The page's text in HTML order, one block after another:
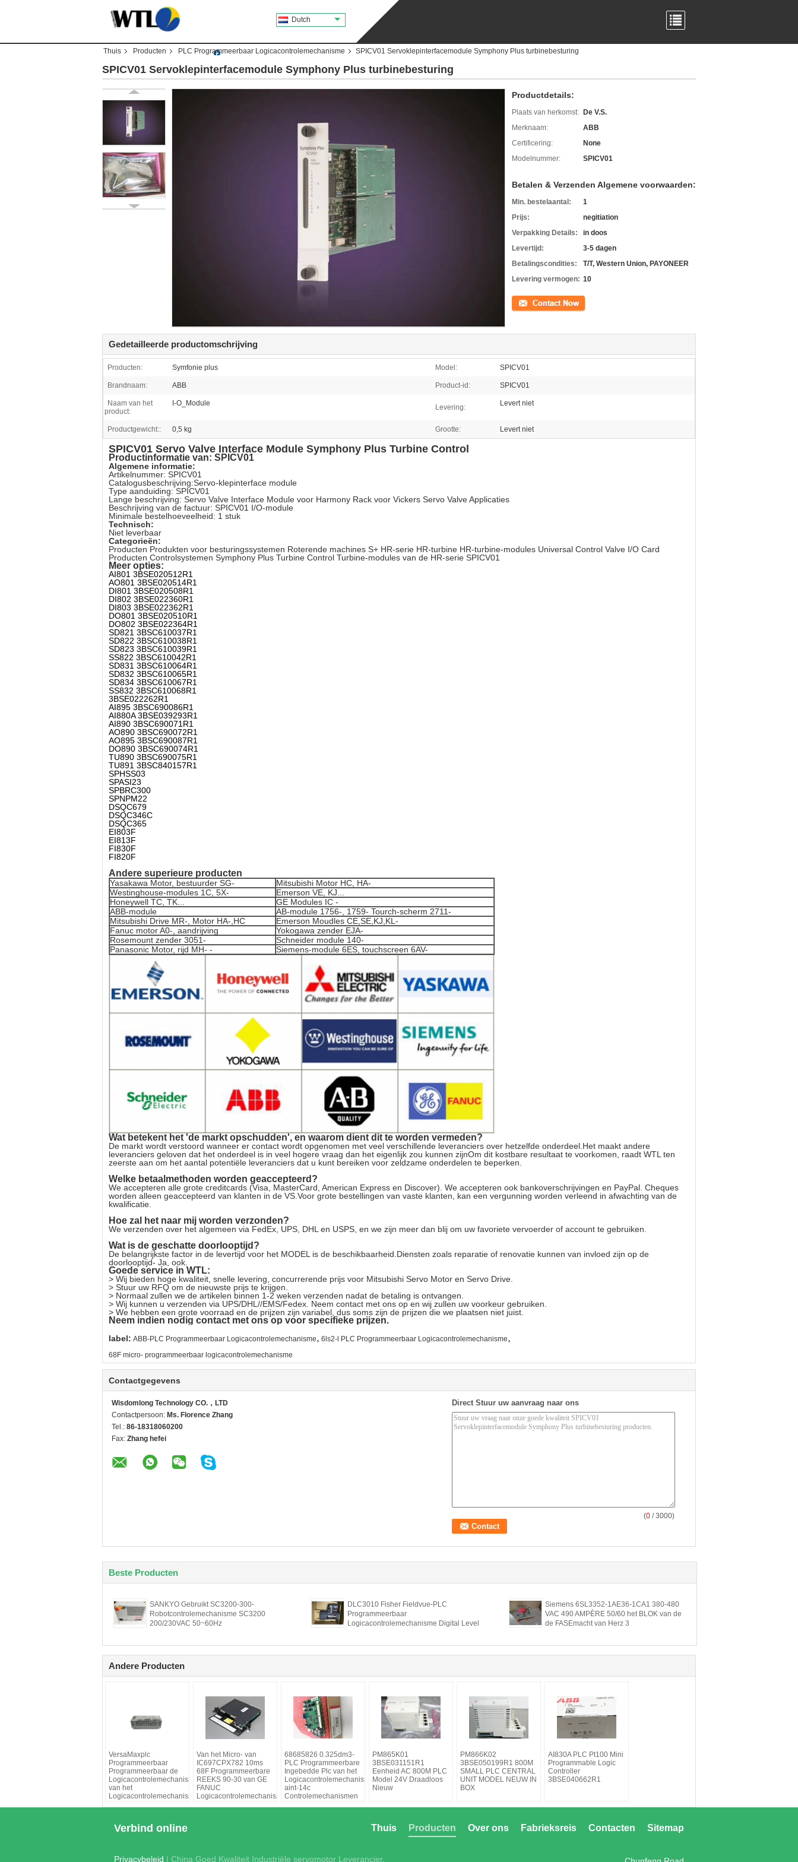
Dutch
Thuis Producten PLC Programmeerbaar Logicacontrolemechanisme SPICV01 Servoklepinterfacemodule Symphony Plus turbinebesturing
SPICV01 Servoklepinterfacemodule Symphony Plus turbinebesturing
Productdetails:
Plaats van herkomst:
De V.S.
Merknaam:
ABB
Certificering:
None
Modelnummer:
SPICV01
Betalen & Verzenden Algemene voorwaarden:
Min. bestelaantal:
1
Prijs:
negitiation
Verpakking Details:
in doos
Levertijd:
3-5 dagen
Betalingscondities:
T/T, Western Union, PAYONEER
Levering vermogen: 10
Contact
Gedetailleerde productomschrijving
Producten: Symfonie plus Model: SPICV01
Brandnaam: ABB Product-id: SPICV01
Naam van het
product:
I-O_Module Levering: Levert niet
Productgewicht:: 0,5 kg Grootte: Levert niet
SPICV01 Servo Valve Interface Module Symphony Plus Turbine Control
Productinformatie van: SPICV01
Algemene informatie:
Artikelnummer: SPICV01
Catalogusbeschrijving:Servo-klepinterface module
Type aanduiding: SPICV01
Lange beschrijving: Servo Valve Interface Module voor Harmony Rack voor Vickers Servo Valve Applicaties
Beschrijving van de factuur: SPICV01 I/O-module
Minimale bestelhoeveelheid: 1 stuk
Technisch:
Niet leverbaar
Categorieën:
Producten Produkten voor besturingssystemen Roterende machines S+ HR-serie HR-turbine HR-turbine-modules Universal Control Valve I/O Card
Producten Controlsystemen Symphony Plus Turbine Control Turbine-modules van de HR-serie SPICV01
Meer opties:
AI801 3BSE020512R1
AO801 3BSE020514R1
DI801 3BSE020508R1
DI802 3BSE022360R1
DI803 3BSE022362R1
DO801 3BSE020510R1
DO802 3BSE022364R1
SD821 3BSC610037R1
SD822 3BSC610038R1
SD823 3BSC610039R1
SS822 3BSC610042R1
SD831 3BSC610064R1
SD832 3BSC610065R1
SD834 3BSC610067R1
SS832 3BSC610068R1
3BSE022262R1
AI895 3BSC690086R1
AI880A 3BSE039293R1
AI890 3BSC690071R1
AO890 3BSC690072R1
AO895 3BSC690087R1
DO890 3BSC690074R1
TU890 3BSC690075R1
TU891 3BSC840157R1
SPHSS03
SPASI23
SPBRC300
SPNPM22
DSQC679
DSQC346C
DSQC365
EI803F
EI813F
FI830F
FI820F
Andere superieure producten
Yasakawa Motor, bestuurder SG-
Mitsubishi Motor HC, HA-
Westinghouse-modules 1C, 5X-
Emerson VE, KJ...
Honeywell TC, TK...
GE Modules IC -
ABB-module
AB-module 1756-, 1759- Tourch-scherm 2711-
Mitsubishi Drive MR-, Motor HA-,HC
Emerson Moudles CE,SE,KJ,KL-
Fanuc motor A0-, aandrijving
Yokogawa zender EJA-
Rosemount zender 3051-
Schneider module 140-
Panasonic Motor, rijd MH- -
Siemens-module 6ES, touchscreen 6AV-
Wat betekent het 'de markt opschudden', en waarom dient dit te worden vermeden?
De markt wordt verstoord wanneer er contact wordt opgenomen met veel verschillende leveranciers over hetzelfde onderdeel.Het maakt andere
leveranciers geloven dat het onderdeel is in veel hogere vraag dan het eigenlijk zou kunnen zijnOm dit kostbare resultaat te voorkomen, raadt WTL ten
zeerste aan om het aantal potentiële leveranciers dat u kunt bereiken voor zeldzame onderdelen te beperken.
Welke betaalmethoden worden geaccepteerd?
We accepteren alle grote creditcards (Visa, MasterCard, American Express en Discover). We accepteren ook bankoverschrijvingen en PayPal. Cheques
worden alleen geaccepteerd van klanten in de VS.Voor grote bestellingen van vaste klanten, kan een vergunning worden verleend in afwachting van de
kwalificatie.
Hoe zal het naar mij worden verzonden?
We verzenden over het algemeen via FedEx, UPS, DHL en USPS, en we zijn meer dan blij om uw favoriete vervoerder of account te gebruiken.
Wat is de geschatte doorlooptijd?
De belangrijkste factor in de levertijd voor het MODEL is de beschikbaarheid.Diensten zoals reparatie of renovatie kunnen van invloed zijn op de
doorlooptijd- Ja, ook.
Goede service in WTL:
> Wij bieden hoge kwaliteit, snelle levering, concurrerende prijs voor Mitsubishi Servo Motor en Servo Drive.
> Stuur uw RFQ om de nieuwste prijs te krijgen.
> Normaal zullen we de artikelen binnen 1-2 weken verzenden nadat de betaling is ontvangen.
> Wij kunnen u verzenden via UPS/DHL//EMS/Fedex. Neem contact met ons op en wij zullen uw voorkeur gebruiken.
> We hebben een grote voorraad en de prijzen zijn variabel, dus soms zijn de prijzen die we plaatsen niet juist.
Neem indien nodig contact met ons op voor specifieke prijzen.
label: ABB-PLC Programmeerbaar Logicacontrolemechanisme, 6ls2-l PLC Programmeerbaar Logicacontrolemechanisme,
68F micro- programmeerbaar logicacontrolemechanisme
Contactgegevens
Wisdomlong Technology CO.，LTD
Contactpersoon: Ms. Florence Zhang
Tel.: 86-18318060200
Fax: Zhang hefei
Direct Stuur uw aanvraag naar ons
(0 / 3000)
Beste Producten
SANKYO Gebruikt SC3200-300-
Robotcontrolemechanisme SC3200
200/230VAC 50~60Hz
DLC3010 Fisher Fieldvue-PLC
Programmeerbaar
Logicacontrolemechanisme Digital Level
Siemens 6SL3352-1AE36-1CA1 380-480
VAC 490 AMPÈRE 50/60 het BLOK van de
de FASEmacht van Herz 3
Andere Producten
VersaMaxplc
Programmeerbaar
Programmeerbaar de
Logicacontrolemechanisme
van het
Logicacontrolemechanisme
Van het Micro- van
IC697CPX782 10ms
68F Programmeerbare
REEKS 90-30 van GE
FANUC
Logicacontrolemechanisme
68685826 0.325dm3-
PLC Programmeerbare
Ingebedde Plc van het
Logicacontrolemechanisme
aint-14c
Controlemechanismen
PM865K01
3BSE031151R1
Eenheid AC 800M PLC
Model 24V Draadloos
Nieuw
PM866K02
3BSE050199R1 800M
SMALL PLC CENTRAL
UNIT MODEL NEUW IN
BOX
AI830A PLC Pt100 Mini
Programmable Logic
Controller
3BSE040662R1
Verbind online Sitemap
Contacten
Fabrieksreis
Over ons
Producten
Thuis
Privacybeleid | China Goed Kwaliteit Industriële servomotor Leverancier.